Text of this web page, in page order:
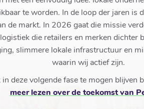
te worden. In de loop der jaren is
de markt. In 2026 gaat die missie
die retailers en merken dichter
slimmere lokale infrastructuur en
waarin wij actief zijn.
deze volgende fase te mogen blijven
meer lezen over de toekomst van